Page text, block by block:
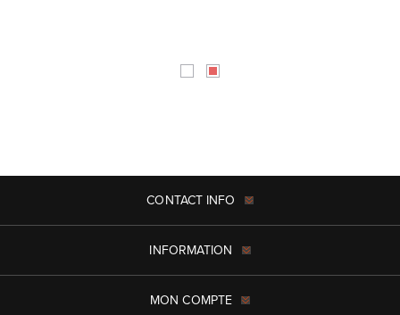
CONTACT INFO
INFORMATION
MON COMPTE